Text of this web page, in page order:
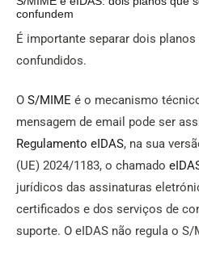
confundem
É importante separar dois
confundidos.
O S/MIME é o mecanismo
mensagem de email pode ser
Regulamento eIDAS, na sua
(UE) 2024/1183, o chamado
jurídicos das assinaturas
certificados e dos serviços de
suporte. O eIDAS não regula o S/